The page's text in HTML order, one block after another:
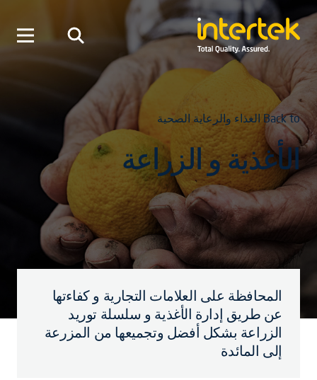
Back to الغذاء والرعاية الصحية
الأغذية و الزراعة
المحافظة على العلامات التجارية و كفاءتها
عن طريق إدارة الأغذية و سلسلة توريد
الزراعة بشكل أفضل وتجميعها من المزرعة
إلى المائدة